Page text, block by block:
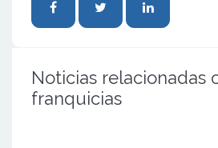
Noticias relacionadas
franquicias